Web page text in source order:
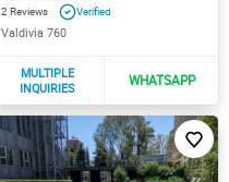
2
Valdivia 760